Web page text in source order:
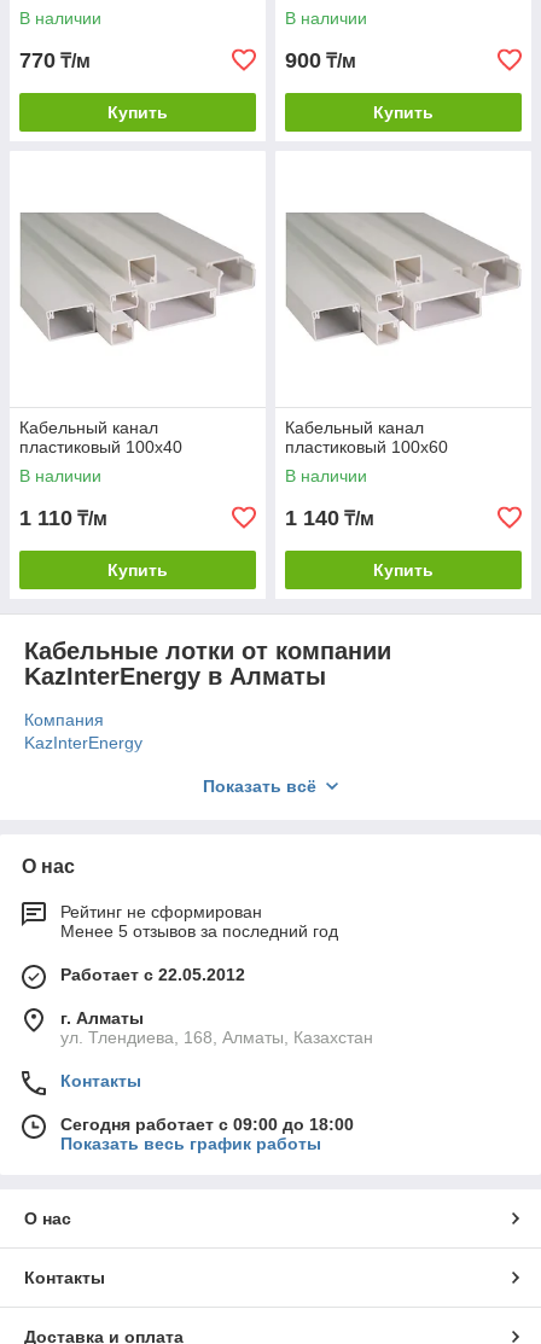
В наличии
770 ₸/м
Купить
В наличии
900 ₸/м
Купить
Кабельный канал
пластиковый 100х40
В наличии
1 110 ₸/м
Купить
Кабельный канал
пластиковый 100х60
В наличии
1 140 ₸/м
Купить
Кабельные лотки от компании
KazInterEnergy в Алматы
Компания
KazInterEnergy
кабельных
пластиковые
каналы,
идеально
подходят для
организации и
защиты кабелей
промышленных и коммерческих объектах. Наши решения
долговечностью, что обеспечивает их эффективность в
самых различных условиях эксплуатации.
каналы от KazInterEnergy предназначены для удобной и
эффективной организации кабельных систем. Эти каналы
Показать всё
О нас
Рейтинг не сформирован
Менее 5 отзывов за последний год
Работает с 22.05.2012
г. Алматы
ул. Тлендиева, 168, Алматы, Казахстан
Контакты
Сегодня работает с 09:00 до 18:00
Показать весь график работы
О нас
Контакты
Доставка и оплата